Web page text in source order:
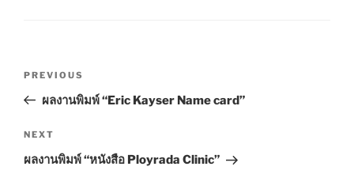
s
t
n
P
r
v
i
PREVIOUS
ผลงานพิมพ์ “Eric Kayser Name card”
N
e
NEXT
ผลงานพิมพ์ “หนังสือ Ployrada Clinic”